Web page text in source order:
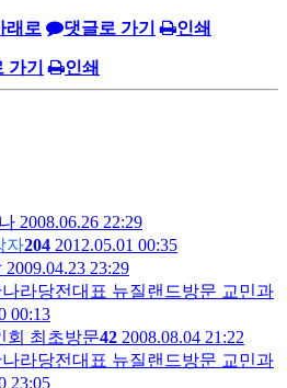
래로 댓글로 가기 인쇄
가기 인쇄
2008.06.26 22:29
자204 2012.05.01 00:35
2009.04.23 23:29
나라당전대표 뉴질랜드방문 교민과
00:13
회 최초방문42 2008.08.04 21:22
나라당전대표 뉴질랜드방문 교민과
23:05